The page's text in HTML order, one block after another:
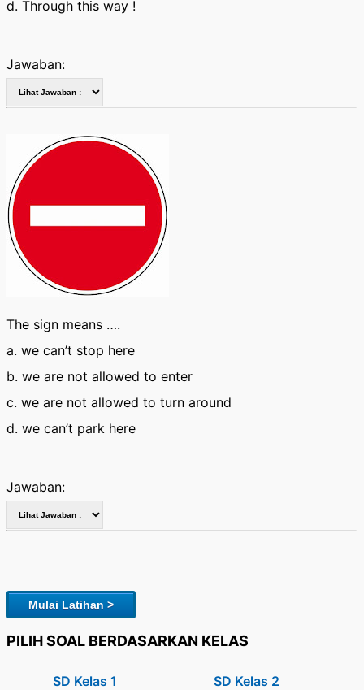
d. Through this way !
Jawaban:
The sign means ….
a. we can’t stop here
b. we are not allowed to enter
c. we are not allowed to turn around
d. we can’t park here
Jawaban:
Mulai Latihan >
PILIH SOAL BERDASARKAN KELAS
SD Kelas 1 SD Kelas 2